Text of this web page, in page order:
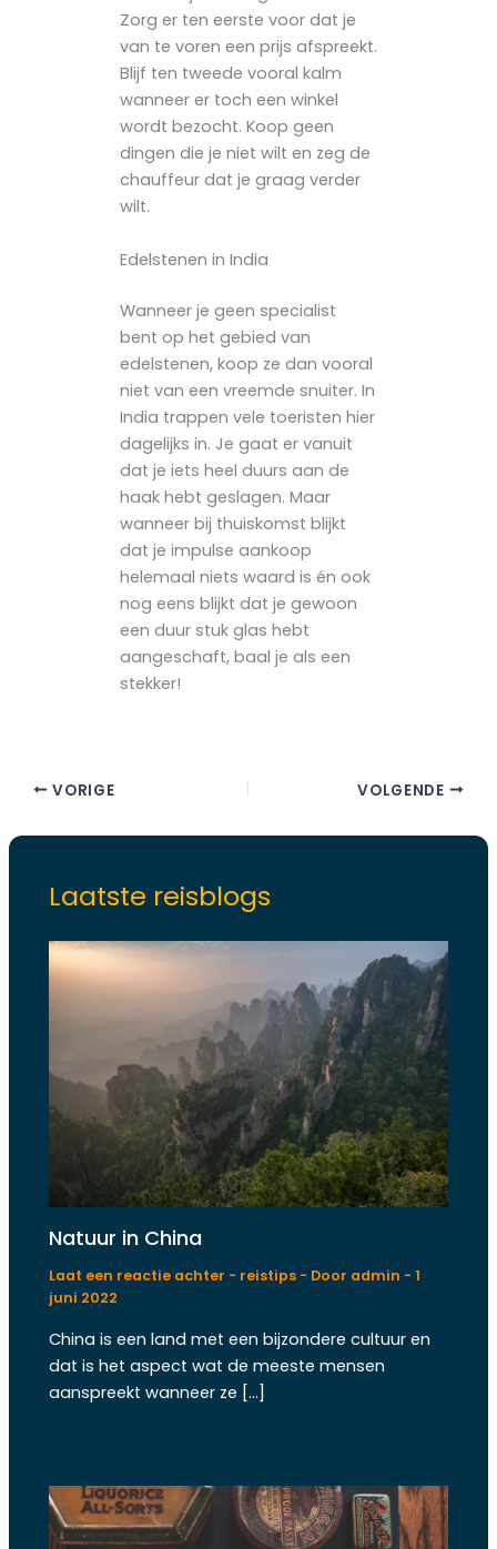
Zorg er ten eerste voor dat je
van te voren een prijs afspreekt.
Blijf ten tweede vooral kalm
wanneer er toch een winkel
wordt bezocht. Koop geen
dingen die je niet wilt en zeg de
chauffeur dat je graag verder
wilt.
Edelstenen in India
Wanneer je geen specialist
bent op het gebied van
edelstenen, koop ze dan vooral
niet van een vreemde snuiter. In
India trappen vele toeristen hier
dagelijks in. Je gaat er vanuit
dat je iets heel duurs aan de
haak hebt geslagen. Maar
wanneer bij thuiskomst blijkt
dat je impulse aankoop
helemaal niets waard is én ook
nog eens blijkt dat je gewoon
een duur stuk glas hebt
aangeschaft, baal je als een
stekker!
VORIGE VOLGENDE
Laatste reisblogs
Natuur in China
Laat een reactie achter - reistips - Door admin - 1
juni 2022
China is een land met een bijzondere cultuur en
dat is het aspect wat de meeste mensen
aanspreekt wanneer ze […]